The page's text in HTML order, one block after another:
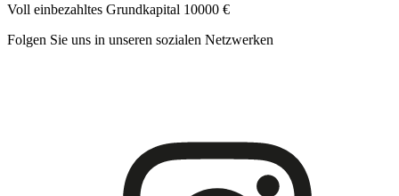
Voll einbezahltes Grundkapital 10000 €
Folgen Sie uns in unseren sozialen Netzwerken